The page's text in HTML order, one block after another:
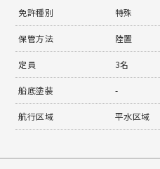
免許種別 特殊
保管方法 陸置
定員 3名
船底塗装 -
航行区域 平水区域